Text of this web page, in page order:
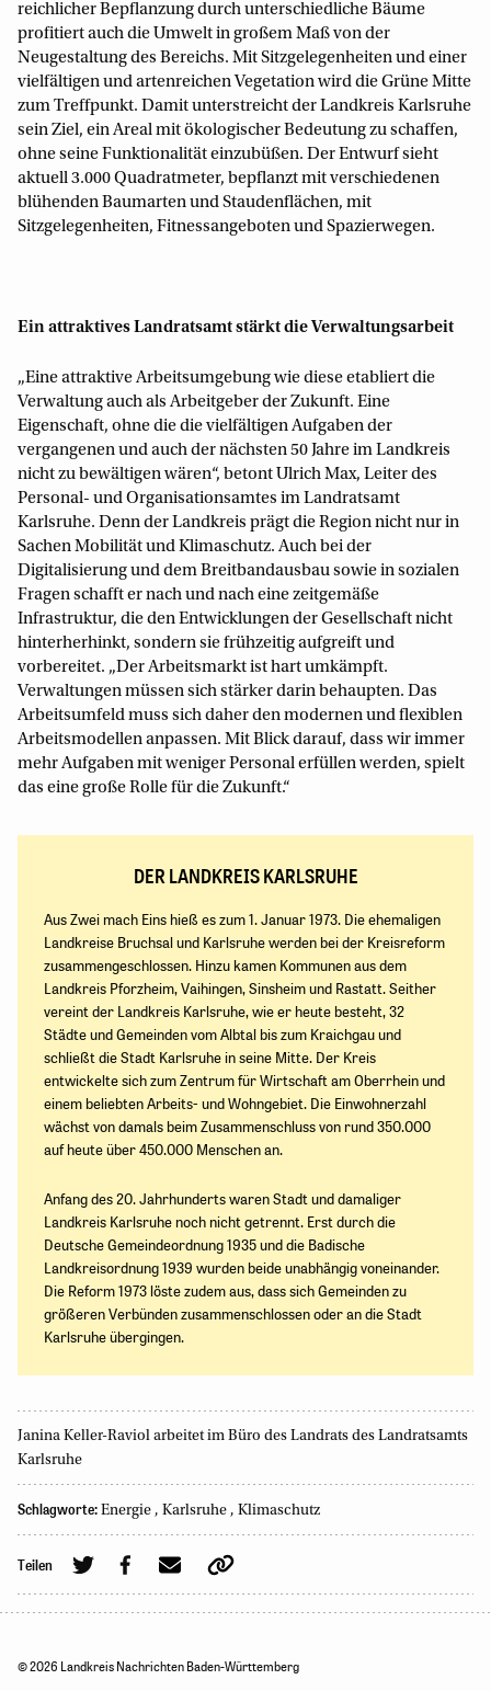
reichlicher Bepflanzung durch unterschiedliche Bäume
profitiert auch die Umwelt in großem Maß von der
Neugestaltung des Bereichs. Mit Sitzgelegenheiten und einer
vielfältigen und artenreichen Vegetation wird die Grüne Mitte
zum Treffpunkt. Damit unterstreicht der Landkreis Karlsruhe
sein Ziel, ein Areal mit ökologischer Bedeutung zu schaffen,
ohne seine Funktionalität einzubüßen. Der Entwurf sieht
aktuell 3.000 Quadratmeter, bepflanzt mit verschiedenen
blühenden Baumarten und Staudenflächen, mit
Sitzgelegenheiten, Fitnessangeboten und Spazierwegen.
Ein attraktives Landratsamt stärkt die Verwaltungsarbeit
„Eine attraktive Arbeitsumgebung wie diese etabliert die
Verwaltung auch als Arbeitgeber der Zukunft. Eine
Eigenschaft, ohne die die vielfältigen Aufgaben der
vergangenen und auch der nächsten 50 Jahre im Landkreis
nicht zu bewältigen wären“, betont Ulrich Max, Leiter des
Personal- und Organisationsamtes im Landratsamt
Karlsruhe. Denn der Landkreis prägt die Region nicht nur in
Sachen Mobilität und Klimaschutz. Auch bei der
Digitalisierung und dem Breitbandausbau sowie in sozialen
Fragen schafft er nach und nach eine zeitgemäße
Infrastruktur, die den Entwicklungen der Gesellschaft nicht
hinterherhinkt, sondern sie frühzeitig aufgreift und
vorbereitet. „Der Arbeitsmarkt ist hart umkämpft.
Verwaltungen müssen sich stärker darin behaupten. Das
Arbeitsumfeld muss sich daher den modernen und flexiblen
Arbeitsmodellen anpassen. Mit Blick darauf, dass wir immer
mehr Aufgaben mit weniger Personal erfüllen werden, spielt
das eine große Rolle für die Zukunft.“
DER LANDKREIS KARLSRUHE
Aus Zwei mach Eins hieß es zum 1. Januar 1973. Die ehemaligen
Landkreise Bruchsal und Karlsruhe werden bei der Kreisreform
zusammengeschlossen. Hinzu kamen Kommunen aus dem
Landkreis Pforzheim, Vaihingen, Sinsheim und Rastatt. Seither
vereint der Landkreis Karlsruhe, wie er heute besteht, 32
Städte und Gemeinden vom Albtal bis zum Kraichgau und
schließt die Stadt Karlsruhe in seine Mitte. Der Kreis
entwickelte sich zum Zentrum für Wirtschaft am Oberrhein und
einem beliebten Arbeits- und Wohngebiet. Die Einwohnerzahl
wächst von damals beim Zusammenschluss von rund 350.000
auf heute über 450.000 Menschen an.
Anfang des 20. Jahrhunderts waren Stadt und damaliger
Landkreis Karlsruhe noch nicht getrennt. Erst durch die
Deutsche Gemeindeordnung 1935 und die Badische
Landkreisordnung 1939 wurden beide unabhängig voneinander.
Die Reform 1973 löste zudem aus, dass sich Gemeinden zu
größeren Verbünden zusammenschlossen oder an die Stadt
Karlsruhe übergingen.
Janina Keller-Raviol arbeitet im Büro des Landrats des Landratsamts
Karlsruhe
Schlagworte: Energie , Karlsruhe , Klimaschutz
Teilen
© 2026 Landkreis Nachrichten Baden-Württemberg